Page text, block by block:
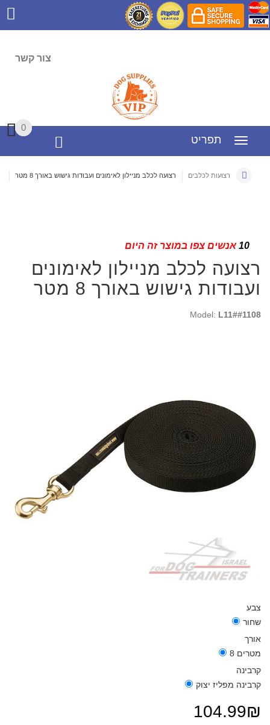
צור קשר
0
תפריט
0
רצועות לכלבים רצועה לכלב מניילון לאימונים ועבודות גישוש באורך 8 מטר
אנשים צפו במוצר זה היום
רצועה לכלב מניילון לאימונים
ועבודות גישוש באורך 8 מטר
Model: L11##1108
צבע
שחור
אורך
8 מטרים
קרבינה
קרבינה מפליז יצוק
104.99₪